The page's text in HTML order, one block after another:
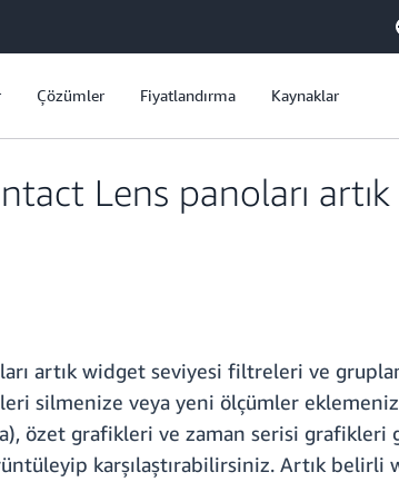
Çözümler Fiyatlandırma Kaynaklar
Lens panoları
artık widget seviyesi filtreleri ve
silmenize veya yeni ölçümler
özet grafikleri ve zaman serisi
karşılaştırabilirsiniz. Artık belirli